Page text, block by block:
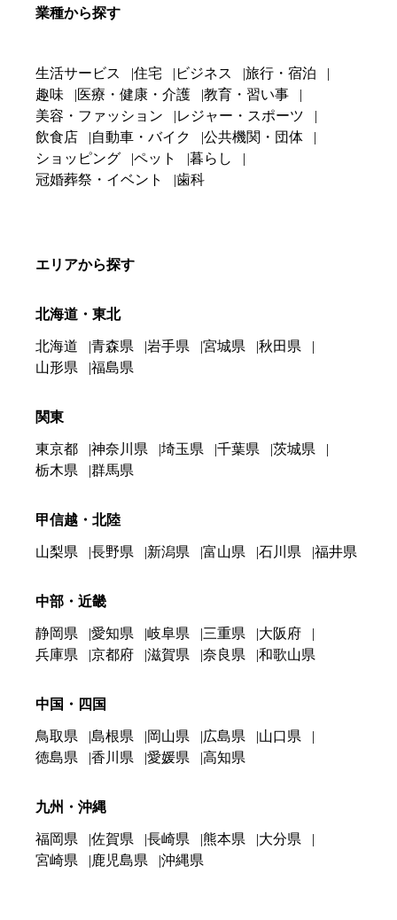
業種から探す
生活サービス 住宅 ビジネス
旅行・宿泊
趣味
医療・健康・介護
教育・習い事
美容・ファッション
レジャー・スポーツ
飲食店
自動車・バイク
公共機関・団体
ショッピング
ペット
暮らし
冠婚葬祭・イベント
歯科
エリアから探す
北海道・東北
北海道 青森県 岩手県 宮城県
秋田県
山形県
福島県
関東
東京都 神奈川県 埼玉県 千葉県
茨城県
栃木県
群馬県
甲信越・北陸
山梨県 長野県 新潟県 富山県 石川県 福井県
中部・近畿
静岡県 愛知県 岐阜県 三重県
大阪府
兵庫県
京都府 滋賀県 奈良県 和歌山県
中国・四国
鳥取県 島根県 岡山県 広島県
山口県
徳島県
香川県 愛媛県 高知県
九州・沖縄
福岡県 佐賀県 長崎県 熊本県
大分県
宮崎県
鹿児島県 沖縄県